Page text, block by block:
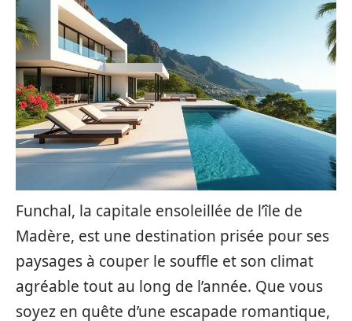
Funchal, la capitale ensoleillée de l’île de
Madère, est une destination prisée pour ses
paysages à couper le souffle et son climat
agréable tout au long de l’année. Que vous
soyez en quête d’une escapade romantique,